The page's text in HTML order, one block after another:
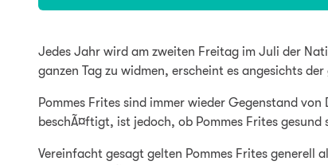
Jedes Jahr wird am zweiten Freitag im Juli der
ganzen Tag zu widmen, erscheint es angesichts
Pommes Frites sind immer wieder Gegenstand
beschÃ¤ftigt, ist jedoch, ob Pommes Frites
Vereinfacht gesagt gelten Pommes Frites generell